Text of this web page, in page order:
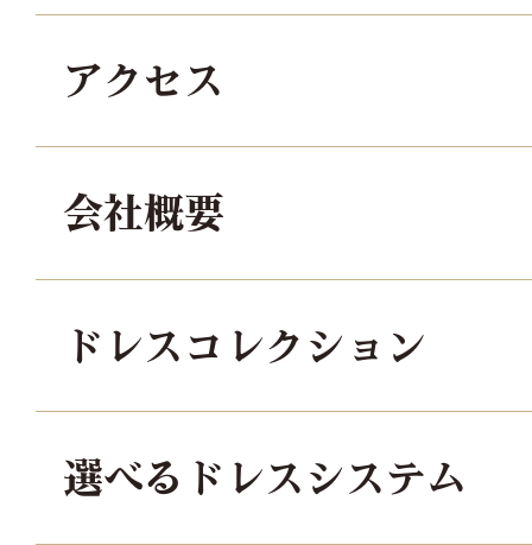
アクセス
会社概要
ドレスコレクション
選べるドレスシステム